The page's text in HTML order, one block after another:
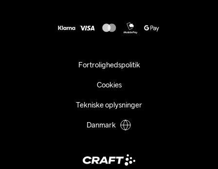
Fortrolighedspolitik
Cookies
Tekniske oplysninger
Danmark